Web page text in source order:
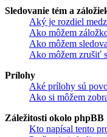
Sledovanie tém a
Aký je rozdiel
Ako môžem
Ako môžem
Ako môžem zrušiť
Prílohy
Aké prílohy sú
Ako si môžem
Záležitosti okolo phpBB
Kto napísal tento